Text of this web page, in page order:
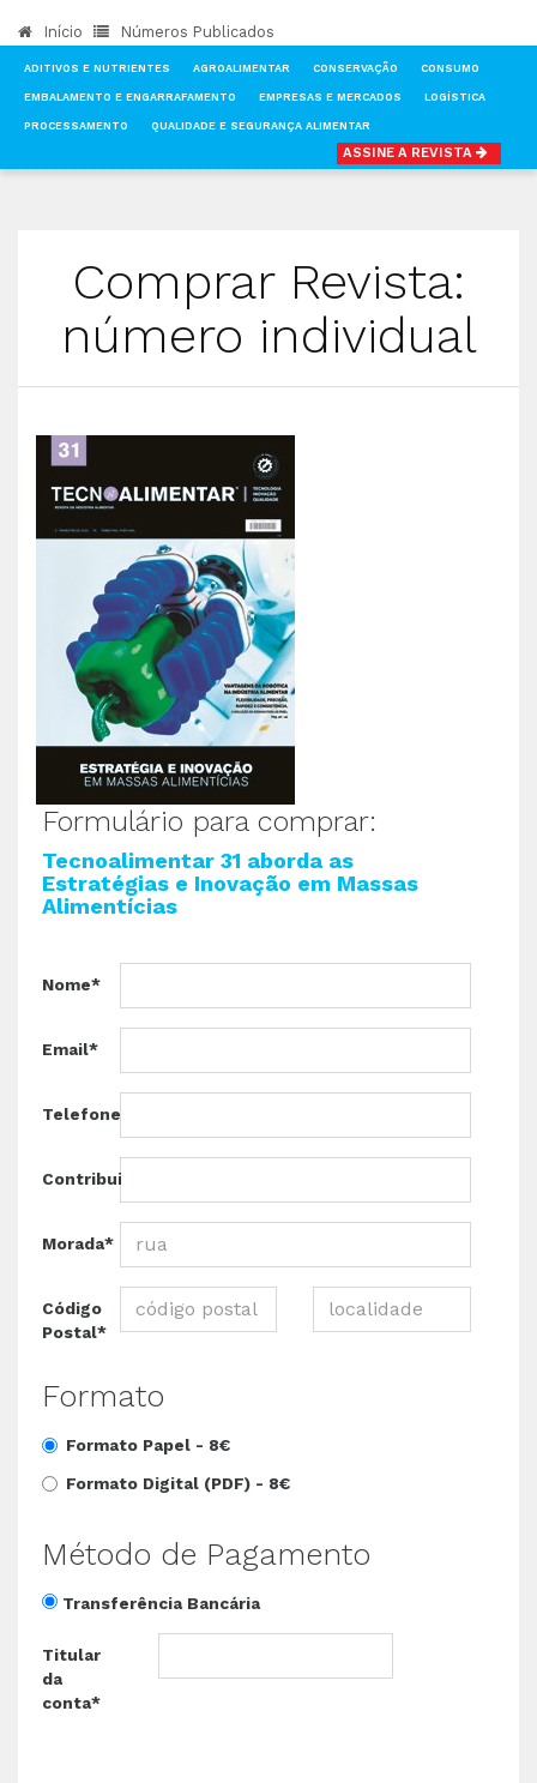
Início Números Publicados
ADITIVOS E NUTRIENTES AGROALIMENTAR CONSERVAÇÃO CONSUMO
EMBALAMENTO E ENGARRAFAMENTO EMPRESAS E MERCADOS LOGÍSTICA
PROCESSAMENTO QUALIDADE E SEGURANÇA ALIMENTAR
ASSINE A REVISTA
Comprar Revista:
número individual
Formulário para comprar:
Tecnoalimentar 31 aborda as
Estratégias e Inovação em Massas
Alimentícias
Nome*
Email*
Telefone*
Contribuinte*
Morada*
Código
Postal*
Formato
Formato Papel - 8€
Formato Digital (PDF) - 8€
Método de Pagamento
Transferência Bancária
Titular
da
conta*